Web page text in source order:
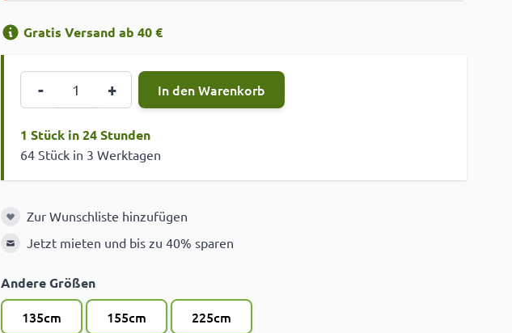
Gratis Versand ab 40 €
- + In den Warenkorb
1 Stück in 24 Stunden
64 Stück in 3 Werktagen
Zur Wunschliste hinzufügen
Zur Wunschliste hinzufügen
Jetzt mieten und bis zu 40% sparen
Andere Größen
135cm 155cm 225cm